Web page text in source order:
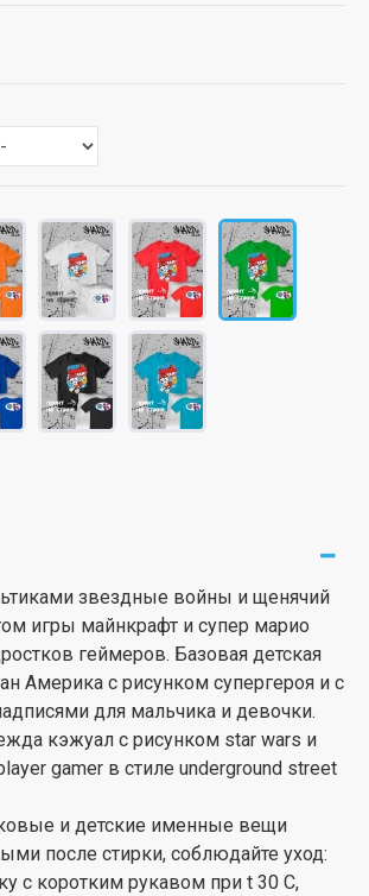
звездные войны и щенячий
игры майнкрафт и супер марио
геймеров. Базовая детская
Америка с рисунком супергероя и с
для мальчика и девочки.
кэжуал с рисунком star wars и
gamer в стиле underground street
и детские именные вещи
после стирки, соблюдайте уход:
с коротким рукавом при t 30 С,